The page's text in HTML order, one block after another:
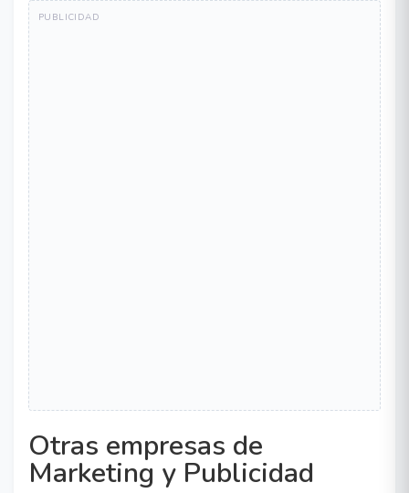
Otras empresas de
Marketing y Publicidad